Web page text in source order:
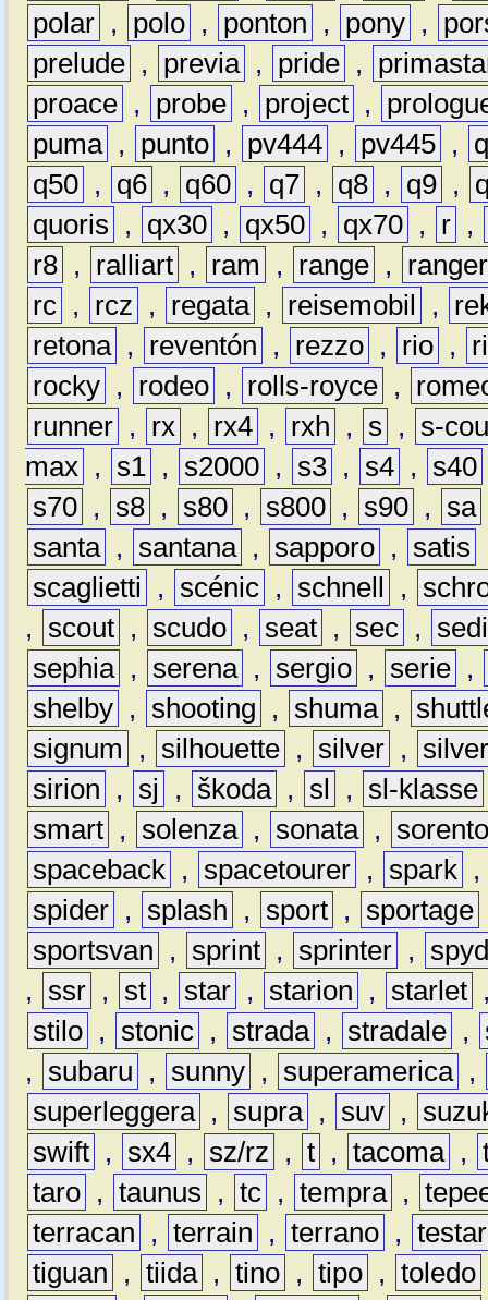
polar , polo , ponton , pony ,
prelude , previa , pride ,
proace , probe , project ,
puma , punto , pv444 , pv445 ,
q50 , q6 , q60 , q7 , q8 , q9 ,
quoris
, qx30 , qx50 , qx70 , r ,
r8 , ralliart , ram , range ,
ranger
rc , rcz , regata , reisemobil ,
retona , reventón , rezzo , rio ,
rocky , rodeo , rolls-royce ,
runner , rx , rx4 , rxh , s ,
s-
max , s1 , s2000 , s3 , s4 , s40
s70 , s8 , s80 , s800 , s90 , sa
santa , santana , sapporo , satis
scaglietti
, scénic , schnell ,
,
scout , scudo , seat , sec ,
sephia , serena , sergio , serie ,
shelby , shooting , shuma ,
signum
, silhouette , silver ,
sirion
, sj , škoda , sl , sl-klasse
smart , solenza , sonata ,
spaceback , spacetourer , spark ,
spider , splash , sport , sportage
sportsvan
, sprint , sprinter ,
,
ssr , st , star , starion , starlet
stilo , stonic , strada , stradale ,
,
subaru , sunny , superamerica ,
superleggera , supra , suv ,
swift , sx4 , sz/rz , t , tacoma ,
taro , taunus , tc , tempra ,
terracan
, terrain , terrano ,
tiguan
, tiida , tino , tipo , toledo